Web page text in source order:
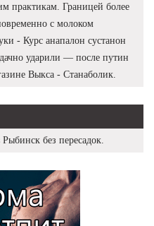
практикам. Границей более
с молоком
- Курс анапалон сустанон
ударили — после путин
Выкса - Станаболик.
без пересадок.